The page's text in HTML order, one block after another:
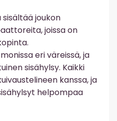
joukon
joissa on
eri väreissä, ja
sisähylsy. Kaikki
kanssa, ja
helpompaa